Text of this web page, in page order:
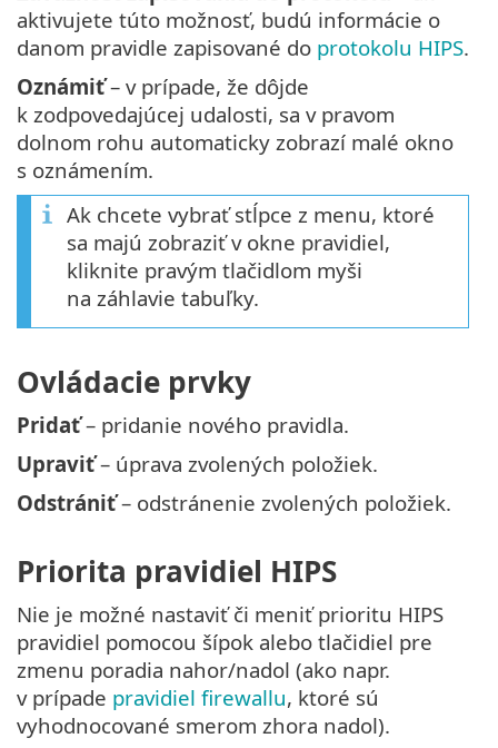
aktivujete túto možnosť, budú informácie o
danom pravidle zapisované do protokolu HIPS.
Oznámiť– v prípade, že dôjde
k zodpovedajúcej udalosti, sa v pravom
dolnom rohu automaticky zobrazí malé okno
s oznámením.
Ak chcete vybrať stĺpce z menu, ktoré
sa majú zobraziť v okne pravidiel,
kliknite pravým tlačidlom myši
na záhlavie tabuľky.
Ovládacie prvky
Pridať– pridanie nového pravidla.
Upraviť– úprava zvolených položiek.
Odstrániť– odstránenie zvolených položiek.
Priorita pravidiel HIPS
Nie je možné nastaviť či meniť prioritu HIPS
pravidiel pomocou šípok alebo tlačidiel pre
zmenu poradia nahor/nadol (ako napr.
v prípade pravidiel firewallu, ktoré sú
vyhodnocované smerom zhora nadol).